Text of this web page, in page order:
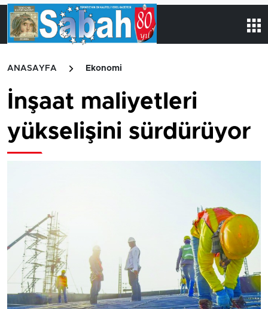
ANASAYFA Ekonomi
İnşaat maliyetleri
yükselişini sürdürüyor